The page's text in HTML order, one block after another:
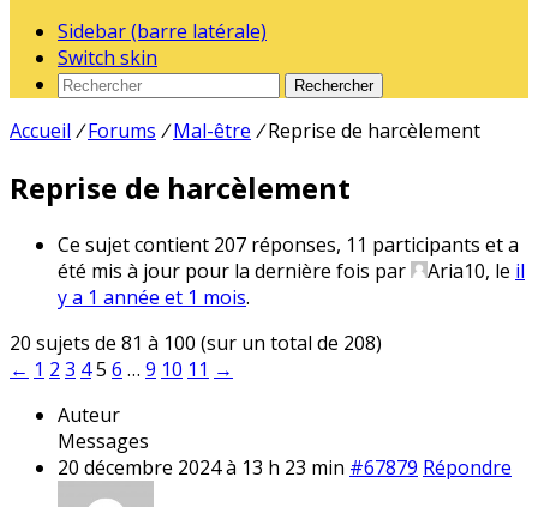
Sidebar (barre latérale)
Switch skin
Rechercher
Accueil / Forums / Mal-être / Reprise de harcèlement
Reprise de harcèlement
Ce sujet contient 207 réponses, 11 participants et a
été mis à jour pour la dernière fois par
Aria10, le il
y a 1 année et 1 mois.
20 sujets de 81 à 100 (sur un total de 208)
← 1 2 3 45 6 … 9 10 11 →
Auteur
Messages
20 décembre 2024 à 13 h 23 min #67879 Répondre